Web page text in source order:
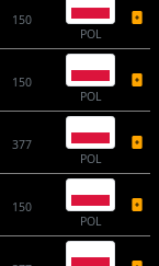
150
POL
150
POL
377
POL
150
POL